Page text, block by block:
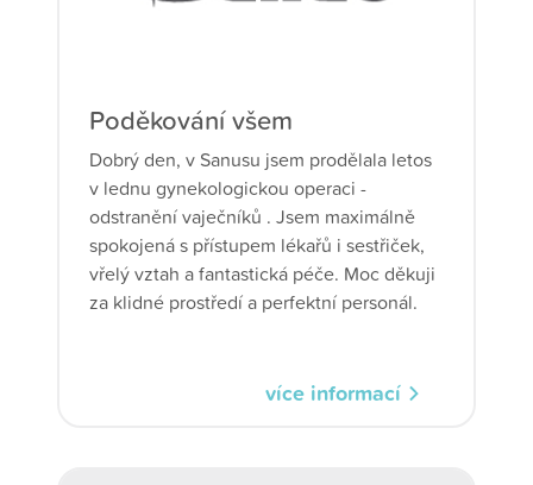
Poděkování všem
Dobrý den, v Sanusu jsem prodělala letos
v lednu gynekologickou operaci -
odstranění vaječníků . Jsem maximálně
spokojená s přístupem lékařů i sestřiček,
vřelý vztah a fantastická péče. Moc děkuji
za klidné prostředí a perfektní personál.
více informací